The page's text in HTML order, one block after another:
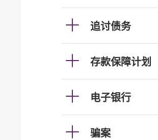
追讨债务
存款保障计划
电子银行
骗案